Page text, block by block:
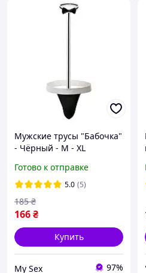
Мужские трусы "Бабочка"
- Чёрный - M - XL
Готово к отправке
5.0 (5)
166₴
185 ₴
Купить
My Sex 97%